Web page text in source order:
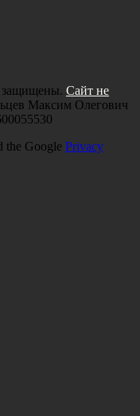
защищены. Сайт не
Максим Олегович
the Google Privacy